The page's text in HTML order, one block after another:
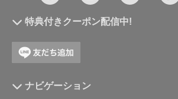
特典付きクーポン配信中!
ナビゲーション